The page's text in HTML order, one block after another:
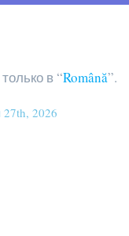
в “Română”.
2026